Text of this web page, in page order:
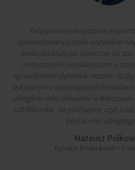
Relatywnie niski poziom
spowodowany przede wszystkim
wielkości biura po powrocie do
Jednocześnie jednak możemy
spowolnienie dynamiki wzrostu
był jednym z dominujących trendów
ubiegłym roku. Aktualnie w
120 000 mkw. na podnajem, czyli o
pod koniec
Mateusz
Dyrektor Działu Badań i